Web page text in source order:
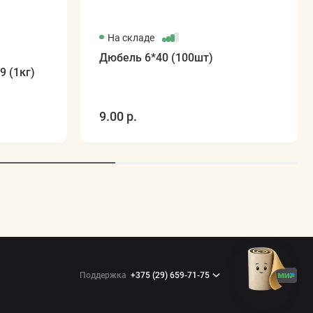
(1кг)
На складе
Дюбель 6*40 (100шт)
9.00 р.
Поддержка +375 (29) 659-71-75